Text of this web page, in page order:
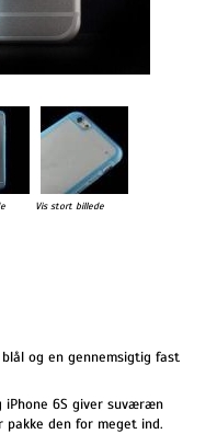
Vis stort billede
og en gennemsigtig fast
iPhone 6S giver suværæn
pakke den for meget ind.